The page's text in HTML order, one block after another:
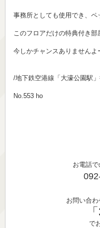
事務所としても使用でき、ペ
このフロアだけの特典付き部
今しかチャンスありませんよ
/地下鉄空港線「大濠公園駅
No.553 ho
お電話
お問い合
で